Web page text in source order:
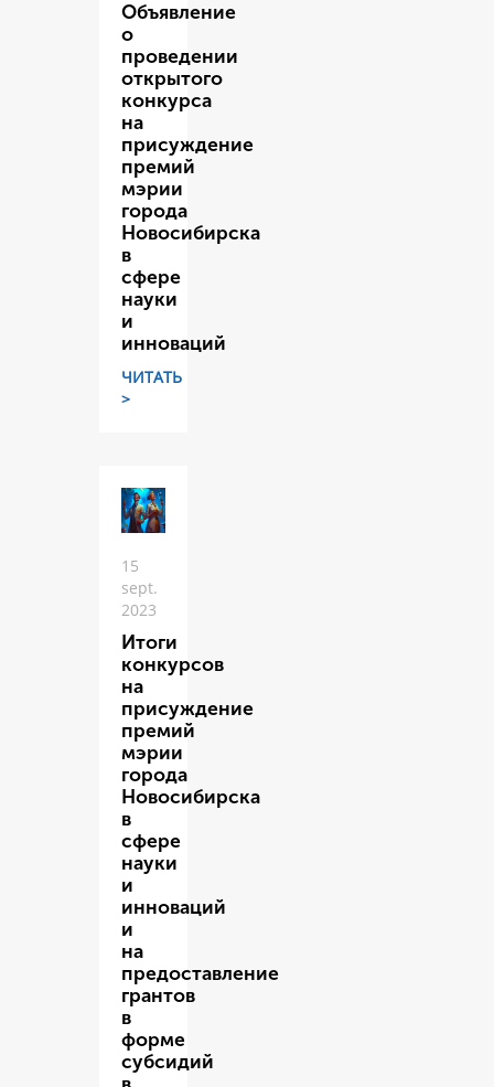
Объявление
о
проведении
открытого
конкурса
на
присуждение
премий
мэрии
города
Новосибирска
в
сфере
науки
и
инноваций
ЧИТАТЬ
>
15
sept.
2023
Итоги
конкурсов
на
присуждение
премий
мэрии
города
Новосибирска
в
сфере
науки
и
инноваций
и
на
предоставление
грантов
в
форме
субсидий